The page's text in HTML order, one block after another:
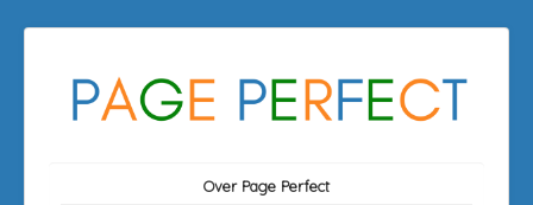
Over Page Perfect